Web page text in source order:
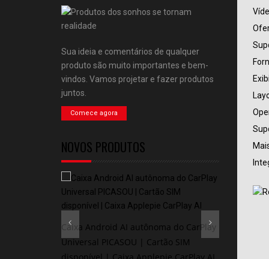
Sua ideia e comentários de qualquer
produto são muito importantes e bem-
vindos. Vamos projetar e fazer produtos
juntos.
Comece agora
NOVOS PRODUTOS
Caixa Android AI autônoma do CarPlay
Universal PICASOU | Cartão SIM